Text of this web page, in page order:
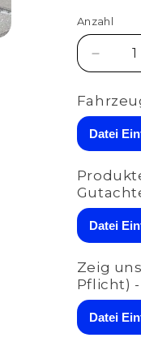
Anzahl
Anzahl
die
Menge
für
Romeo
GT
Datei
Datei
Zeig
Pflicht)
Datei